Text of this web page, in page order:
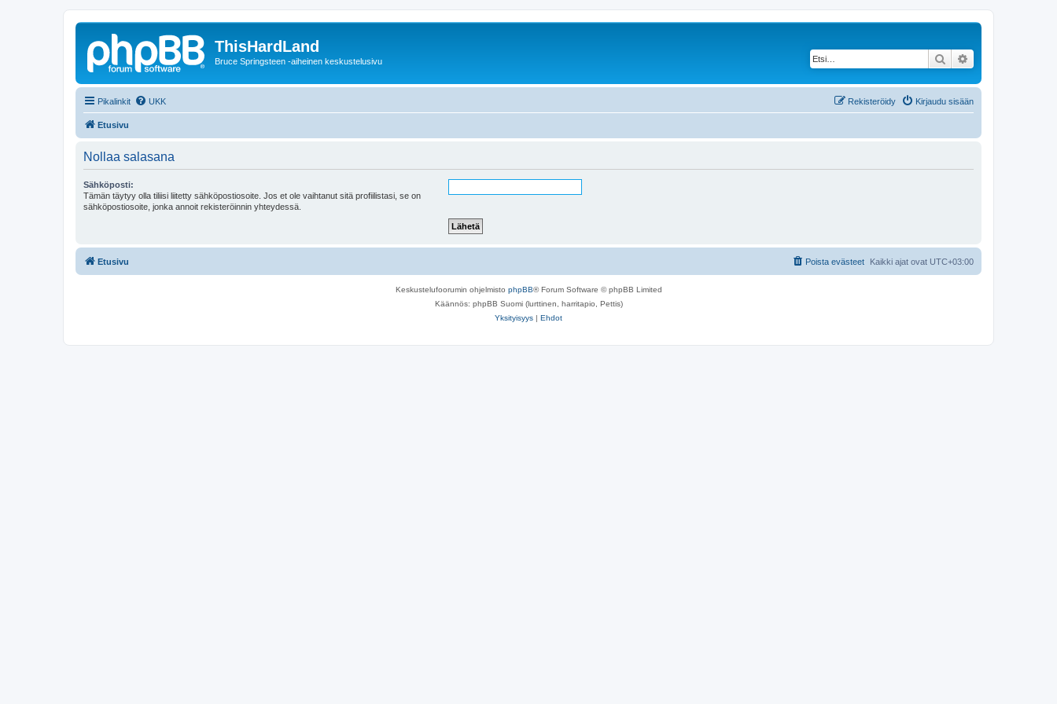
ThisHardLand
Bruce Springsteen -aiheinen keskustelusivu Etsi
Pikalinkit UKK Kirjaudu sisään
Rekisteröidy
Etusivu
Nollaa salasana
Sähköposti:
Tämän täytyy olla tiliisi liitetty sähköpostiosoite. Jos et ole vaihtanut sitä profiilistasi, se on
sähköpostiosoite, jonka annoit rekisteröinnin yhteydessä.
Etusivu Kaikki ajat ovat UTC+03:00
Poista evästeet
Keskustelufoorumin ohjelmisto phpBB® Forum Software © phpBB Limited
Käännös: phpBB Suomi (lurttinen, harritapio, Pettis)
Yksityisyys | Ehdot